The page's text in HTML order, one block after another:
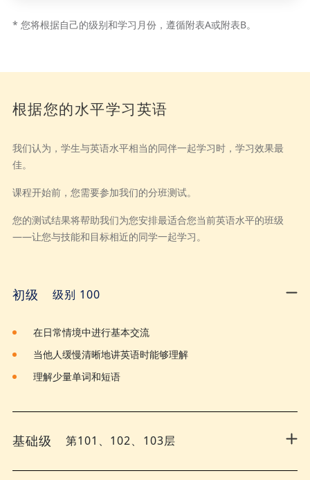
* 您将根据自己的级别和学习月份，遵循附表A或附表B。
标题
根据您的水平学习英语
正文
我们认为，学生与英语水平相当的同伴一起学习时，学习效果最
佳。
课程开始前，您需要参加我们的分班测试。
您的测试结果将帮助我们为您安排最适合您当前英语水平的班级
——让您与技能和目标相近的同学一起学习。
初级 级别 100
在日常情境中进行基本交流
当他人缓慢清晰地讲英语时能够理解
理解少量单词和短语
基础级 第101、102、103层